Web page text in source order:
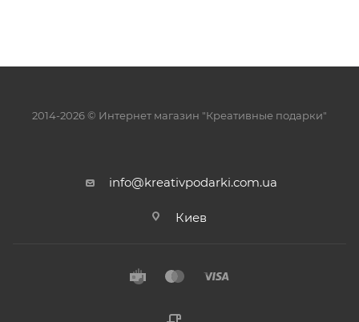
2014-2026 © Интернет магазин "Креативные подарки"
info@kreativpodarki.com.ua
Киев